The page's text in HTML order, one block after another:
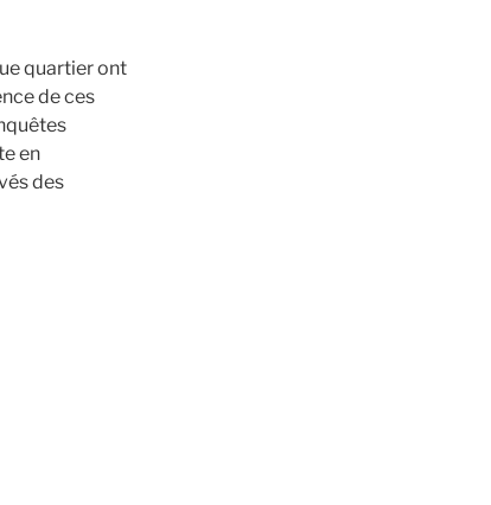
quartier ont
de ces
en
des